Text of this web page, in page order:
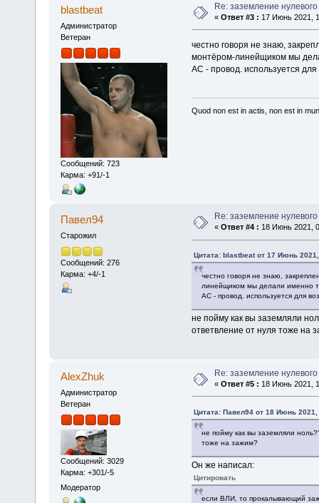
blastbeat
Администратор
Ветеран
Сообщений: 723
Карма: +91/-1
Re: заземление
« Ответ #3 : 17 Июнь 2021,
честно говоря не знаю,
монтёром-линейщиком мы
АС - провод. используется
Quod non est in actis, non est in
Павел94
Старожил
Сообщений: 276
Карма: +4/-1
Re: заземление
« Ответ #4 : 18 Июнь 2021,
Цитата: blastbeat от 17 Июнь
честно говоря не знаю,
линейщиком мы делали именно
АС - провод. используется для
не пойму как вы заземляли
ответвление от нуля тоже на
AlexZhuk
Администратор
Ветеран
Сообщений: 3029
Карма: +301/-5
Модератор
Re: заземление
« Ответ #5 : 18 Июнь 2021,
Цитата: Павел94 от 18 Июнь 2021,
не пойму как вы заземляли
тоже на зажим?
Он же написал:
Цитировать
если ВЛИ, то прокалывающий